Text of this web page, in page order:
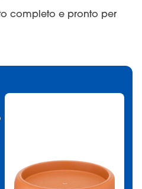
completo e pronto per